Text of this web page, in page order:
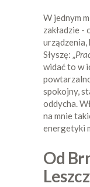
W jednym
zakładzie -
Słyszę: „
widać to w
spokojny,
oddycha.
na mnie
energetyki
Od